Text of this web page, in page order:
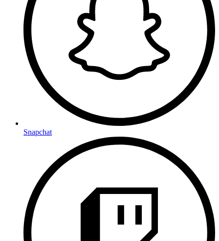
Snapchat